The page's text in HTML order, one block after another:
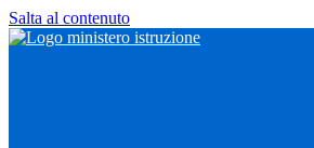
Salta al contenuto